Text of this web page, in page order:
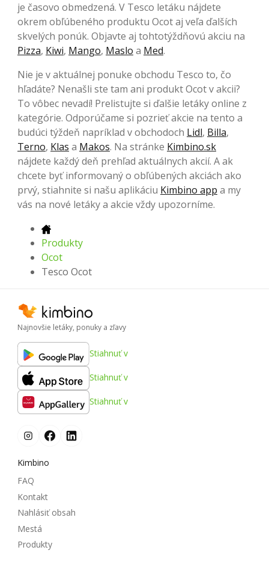
je časovo obmedzená. V Tesco letáku nájdete
okrem obľúbeného produktu Ocot aj veľa ďalších
skvelých ponúk. Objavte aj tohtotýždňovú akciu na
Pizza, Kiwi, Mango, Maslo a Med.
Nie je v aktuálnej ponuke obchodu Tesco to, čo
hľadáte? Nenašli ste tam ani produkt Ocot v akcii?
To vôbec nevadí! Prelistujte si ďalšie letáky online z
kategórie. Odporúčame si pozrieť akcie na tento a
budúci týždeň napríklad v obchodoch Lidl, Billa,
Terno, Klas a Makos. Na stránke Kimbino.sk
nájdete každý deň prehľad aktuálnych akcií. A ak
chcete byť informovaný o obľúbených akciách ako
prvý, stiahnite si našu aplikáciu Kimbino app a my
vás na nové letáky a akcie vždy upozorníme.
Produkty
Ocot
Tesco Ocot
Najnovšie letáky, ponuky a zľavy
Stiahnuť v
Stiahnuť v
Stiahnuť v
Kimbino
FAQ
Kontakt
Nahlásiť obsah
Mestá
Produkty